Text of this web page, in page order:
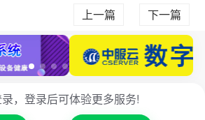
下一篇
上一篇
，登录后可体验更多服务!